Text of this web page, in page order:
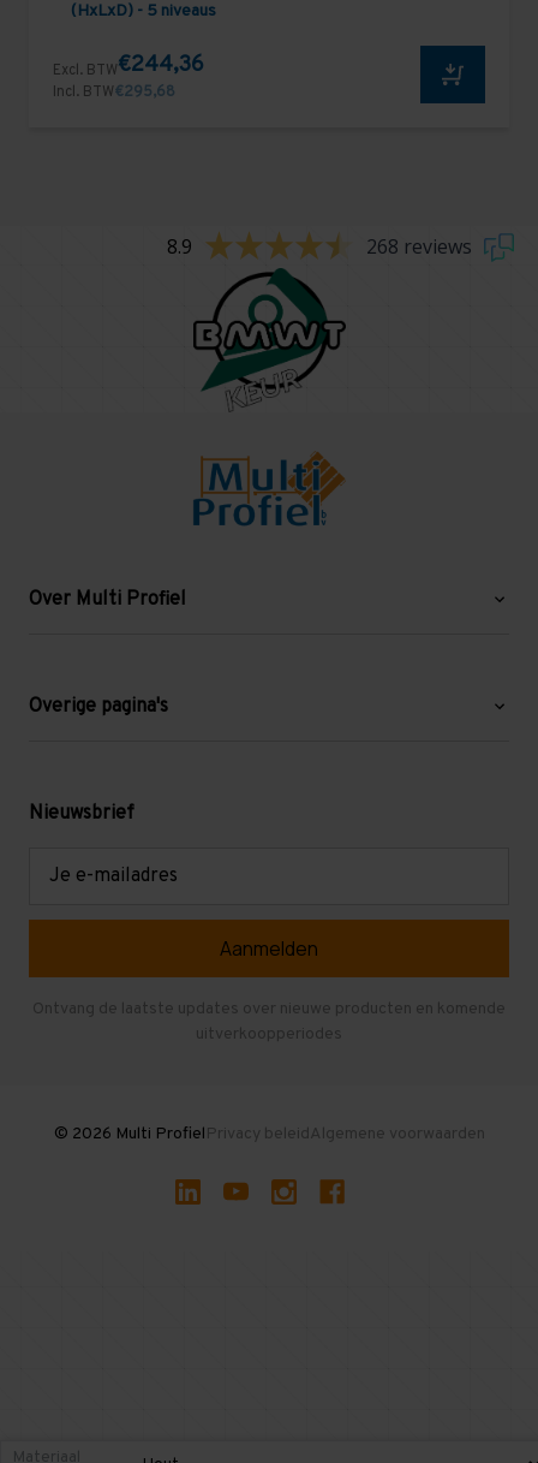
(HxLxD) - 5 niveaus
Excl. BTW€244,36
Incl. BTW€295,68
8.9 268 reviews
Over Multi Profiel
Blog
Levering en afhalen
Overige pagina's
Mezzanine
Gebruikte entresolvloeren
Nieuwsbrief
Ontvang de laatste updates over nieuwe producten en komende
uitverkoopperiodes
© 2026 Multi ProfielPrivacy beleidAlgemene voorwaarden
Materiaal